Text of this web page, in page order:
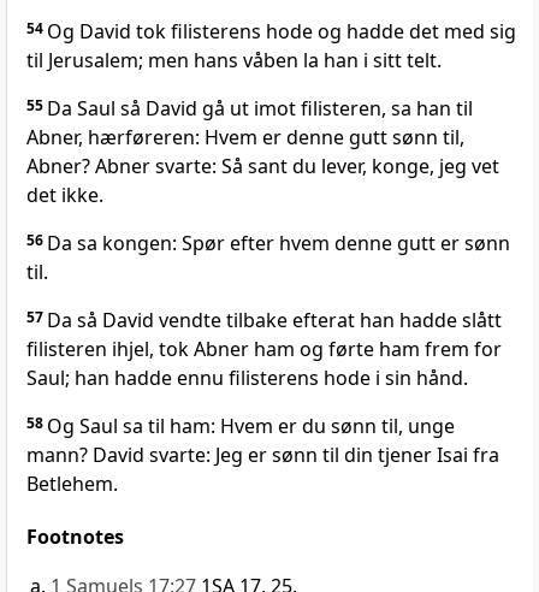
54 Og David tok filisterens hode og hadde det med sig
til Jerusalem; men hans våben la han i sitt telt.
55 Da Saul så David gå ut imot filisteren, sa han til
Abner, hærføreren: Hvem er denne gutt sønn til,
Abner? Abner svarte: Så sant du lever, konge, jeg vet
det ikke.
56 Da sa kongen: Spør efter hvem denne gutt er sønn
til.
57 Da så David vendte tilbake efterat han hadde slått
filisteren ihjel, tok Abner ham og førte ham frem for
Saul; han hadde ennu filisterens hode i sin hånd.
58 Og Saul sa til ham: Hvem er du sønn til, unge
mann? David svarte: Jeg er sønn til din tjener Isai fra
Betlehem.
Footnotes
1 Samuels 17:27 1SA 17, 25.